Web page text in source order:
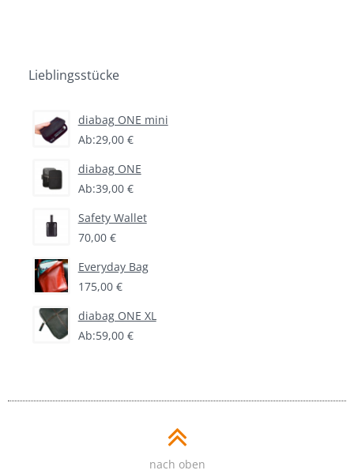
Lieblingsstücke
diabag ONE mini
Ab:29,00 €
diabag ONE
Ab:39,00 €
Safety Wallet
70,00 €
Everyday Bag
175,00 €
diabag ONE XL
Ab:59,00 €
nach oben